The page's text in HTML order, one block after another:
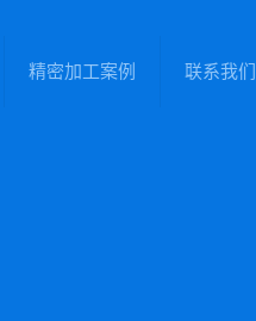
精密加工案例 联系我们